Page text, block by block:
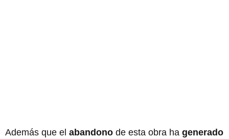
Además que el abandono de esta obra ha generado